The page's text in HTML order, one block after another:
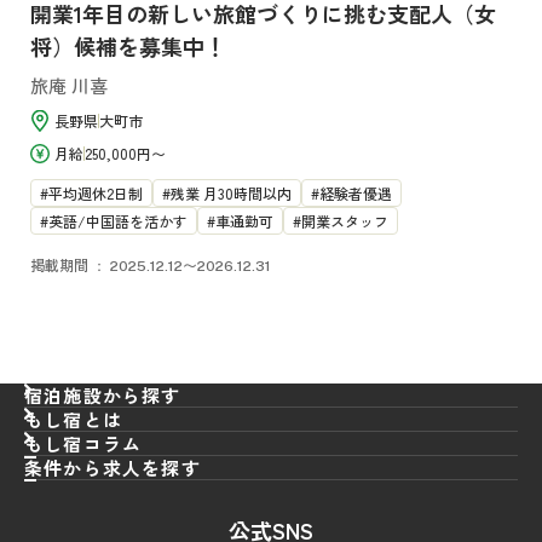
開業1年目の新しい旅館づくりに挑む支配人（女
将）候補を募集中！
旅庵 川喜
長野県大町市
月給250,000円〜
平均週休2日制
残業 月30時間以内
経験者優遇
英語/中国語を活かす
車通勤可 開業スタッフ
掲載期間 2025.12.12〜2026.12.31
公式SNS
宿泊施設から探す
もし宿とは
もし宿コラム
条件から求人を探す